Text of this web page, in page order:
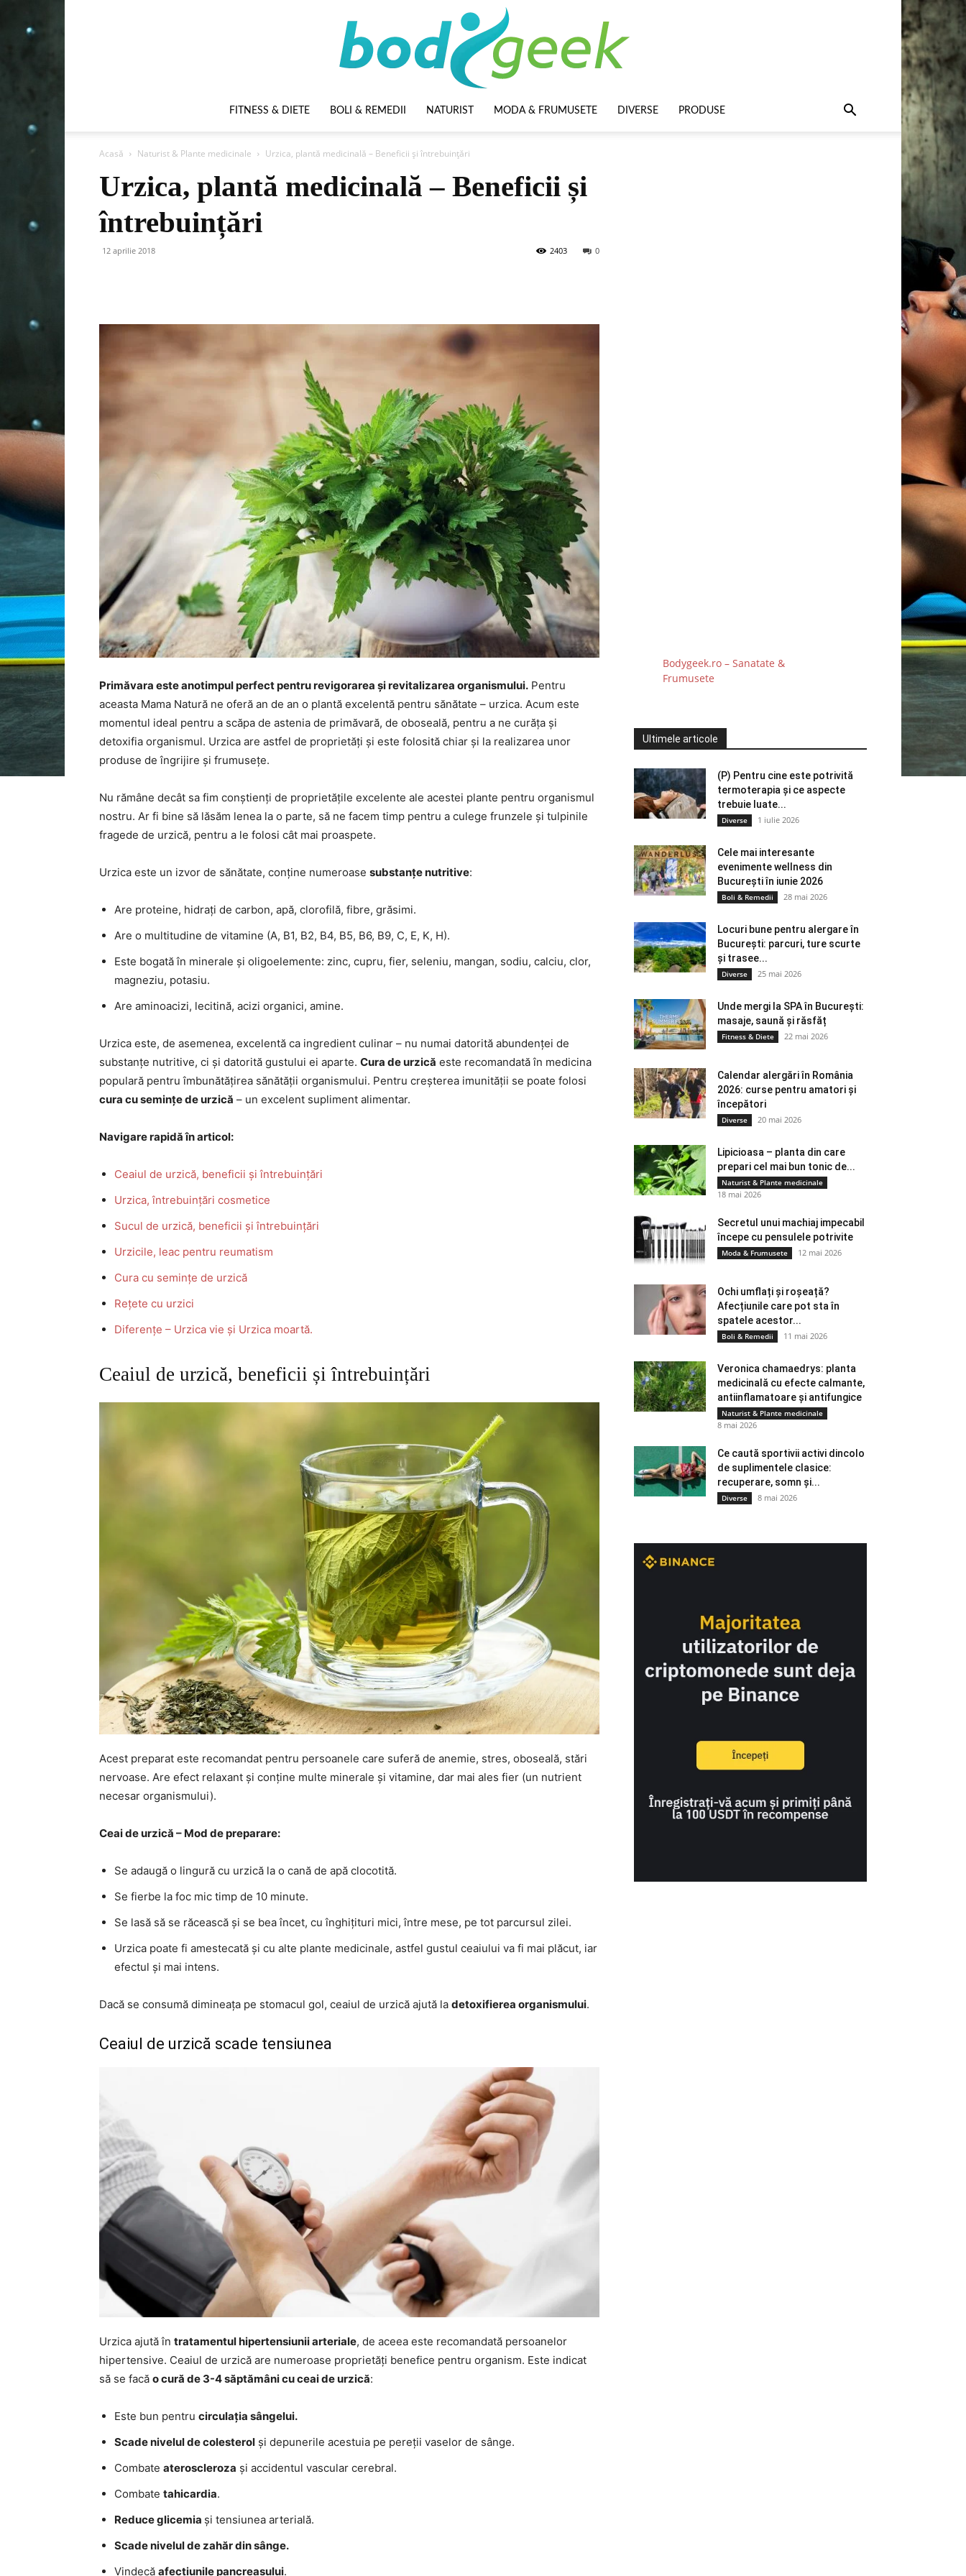
FITNESS & DIETE BOLI & REMEDII NATURIST MODA & FRUMUSETE DIVERSE PRODUSE
Acasă Naturist & Plante medicinale Urzica, plantă medicinală – Beneficii și întrebuințări
Urzica, plantă medicinală – Beneficii și
întrebuințări
12 aprilie 2018 0
2403
Primăvara este anotimpul perfect pentru revigorarea și revitalizarea organismului. Pentru
aceasta Mama Natură ne oferă an de an o plantă excelentă pentru sănătate – urzica. Acum este
momentul ideal pentru a scăpa de astenia de primăvară, de oboseală, pentru a ne curăța și
detoxifia organismul. Urzica are astfel de proprietăți și este folosită chiar și la realizarea unor
produse de îngrijire și frumusețe.
Nu rămâne decât sa fim conștienți de proprietățile excelente ale acestei plante pentru organismul
nostru. Ar fi bine să lăsăm lenea la o parte, să ne facem timp pentru a culege frunzele și tulpinile
fragede de urzică, pentru a le folosi cât mai proaspete.
Urzica este un izvor de sănătate, conține numeroase substanțe nutritive:
Are proteine, hidrați de carbon, apă, clorofilă, fibre, grăsimi.
Are o multitudine de vitamine (A, B1, B2, B4, B5, B6, B9, C, E, K, H).
Este bogată în minerale și oligoelemente: zinc, cupru, fier, seleniu, mangan, sodiu, calciu, clor,
magneziu, potasiu.
Are aminoacizi, lecitină, acizi organici, amine.
Urzica este, de asemenea, excelentă ca ingredient culinar – nu numai datorită abundenței de
substanțe nutritive, ci și datorită gustului ei aparte. Cura de urzică este recomandată în medicina
populară pentru îmbunătățirea sănătății organismului. Pentru creșterea imunității se poate folosi
cura cu semințe de urzică – un excelent supliment alimentar.
Navigare rapidă în articol:
Ceaiul de urzică, beneficii și întrebuințări
Urzica, întrebuințări cosmetice
Sucul de urzică, beneficii și întrebuințări
Urzicile, leac pentru reumatism
Cura cu semințe de urzică
Rețete cu urzici
Diferențe – Urzica vie și Urzica moartă.
Ceaiul de urzică, beneficii și întrebuințări
Acest preparat este recomandat pentru persoanele care suferă de anemie, stres, oboseală, stări
nervoase. Are efect relaxant și conține multe minerale și vitamine, dar mai ales fier (un nutrient
necesar organismului).
Ceai de urzică – Mod de preparare:
Se adaugă o lingură cu urzică la o cană de apă clocotită.
Se fierbe la foc mic timp de 10 minute.
Se lasă să se răcească și se bea încet, cu înghițituri mici, între mese, pe tot parcursul zilei.
Urzica poate fi amestecată și cu alte plante medicinale, astfel gustul ceaiului va fi mai plăcut, iar
efectul și mai intens.
Dacă se consumă dimineața pe stomacul gol, ceaiul de urzică ajută la detoxifierea organismului.
Ceaiul de urzică scade tensiunea
Urzica ajută în tratamentul hipertensiunii arteriale, de aceea este recomandată persoanelor
hipertensive. Ceaiul de urzică are numeroase proprietăți benefice pentru organism. Este indicat
să se facă o cură de 3-4 săptămâni cu ceai de urzică:
Este bun pentru circulația sângelui.
Scade nivelul de colesterol și depunerile acestuia pe pereții vaselor de sânge.
Combate ateroscleroza și accidentul vascular cerebral.
Combate tahicardia.
Reduce glicemia și tensiunea arterială.
Scade nivelul de zahăr din sânge.
Vindecă afecțiunile pancreasului.
Bodygeek.ro – Sanatate &
Frumusete
Ultimele articole
(P) Pentru cine este potrivită
termoterapia și ce aspecte
trebuie luate...
Diverse 1 iulie 2026
Cele mai interesante
evenimente wellness din
București în iunie 2026
Boli & Remedii 28 mai 2026
Locuri bune pentru alergare în
București: parcuri, ture scurte
și trasee...
Diverse 25 mai 2026
Unde mergi la SPA în București:
masaje, saună și răsfăț
Fitness & Diete 22 mai 2026
Calendar alergări în România
2026: curse pentru amatori și
începători
Diverse 20 mai 2026
Lipicioasa – planta din care
prepari cel mai bun tonic de...
Naturist & Plante medicinale
18 mai 2026
Secretul unui machiaj impecabil
începe cu pensulele potrivite
Moda & Frumusete 12 mai 2026
Ochi umflați și roșeață?
Afecțiunile care pot sta în
spatele acestor...
Boli & Remedii 11 mai 2026
Veronica chamaedrys: planta
medicinală cu efecte calmante,
antiinflamatoare și antifungice
Naturist & Plante medicinale
8 mai 2026
Ce caută sportivii activi dincolo
de suplimentele clasice:
recuperare, somn și...
Diverse 8 mai 2026